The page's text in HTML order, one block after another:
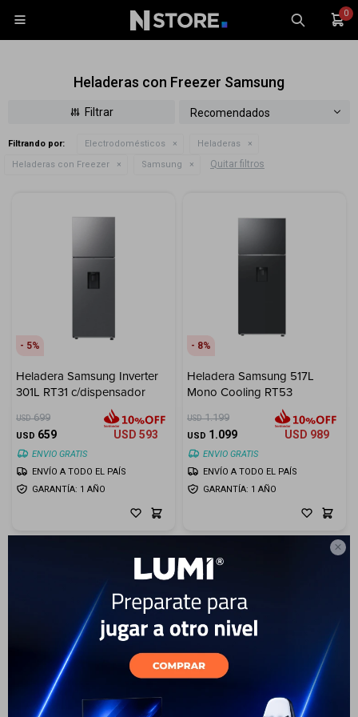

0

Heladeras con Freezer Samsung
Recomendados
Filtrando por: Electrodomésticos
Heladeras
Heladeras con Freezer
Samsung Quitar filtros
5
Heladera Samsung Inverter
301L RT31 c/dispensador
USD 699
USD 659 USD 593
ENVIO GRATIS
GARANTÍA: 1 AÑO
ENVÍO A TODO EL PAÍS
8
Heladera Samsung 517L
Mono Cooling RT53
USD 1.199
USD 1.099 USD 989
ENVIO GRATIS
GARANTÍA: 1 AÑO
ENVÍO A TODO EL PAÍS
Electrodomésticos
Hogar
Marcas
Celulares